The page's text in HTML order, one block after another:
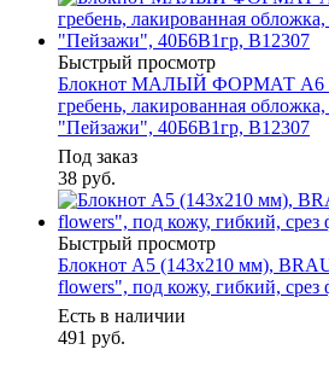
Быстрый просмотр
Блокнот МАЛЫЙ ФОРМАТ А6
гребень, лакированная
"Пейзажи", 40Б6B1гр, В12307
Под заказ
38 руб.
Быстрый просмотр
Блокнот А5 (143x210 мм),
flowers", под кожу, гибкий, срез
Есть в наличии
491 руб.